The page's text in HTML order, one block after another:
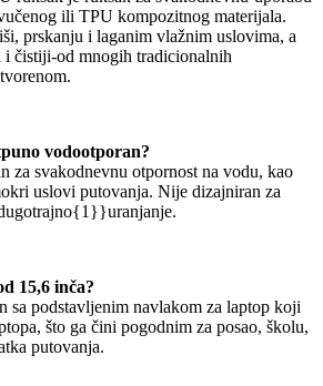
ili TPU kompozitnog materijala.
prskanju i laganim vlažnim uslovima, a
i čistiji-od mnogih tradicionalnih
vodootporan?
za svakodnevnu otpornost na vodu, kao
uslovi putovanja. Nije dizajniran za
15,6 inča?
sa podstavljenim navlakom za laptop koji
što ga čini pogodnim za posao, školu,
putovanja.